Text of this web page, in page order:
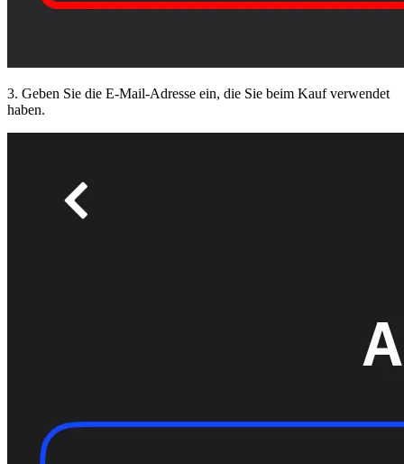
3. Geben Sie die E-Mail-Adresse ein, die Sie beim Kauf verwendet
haben.